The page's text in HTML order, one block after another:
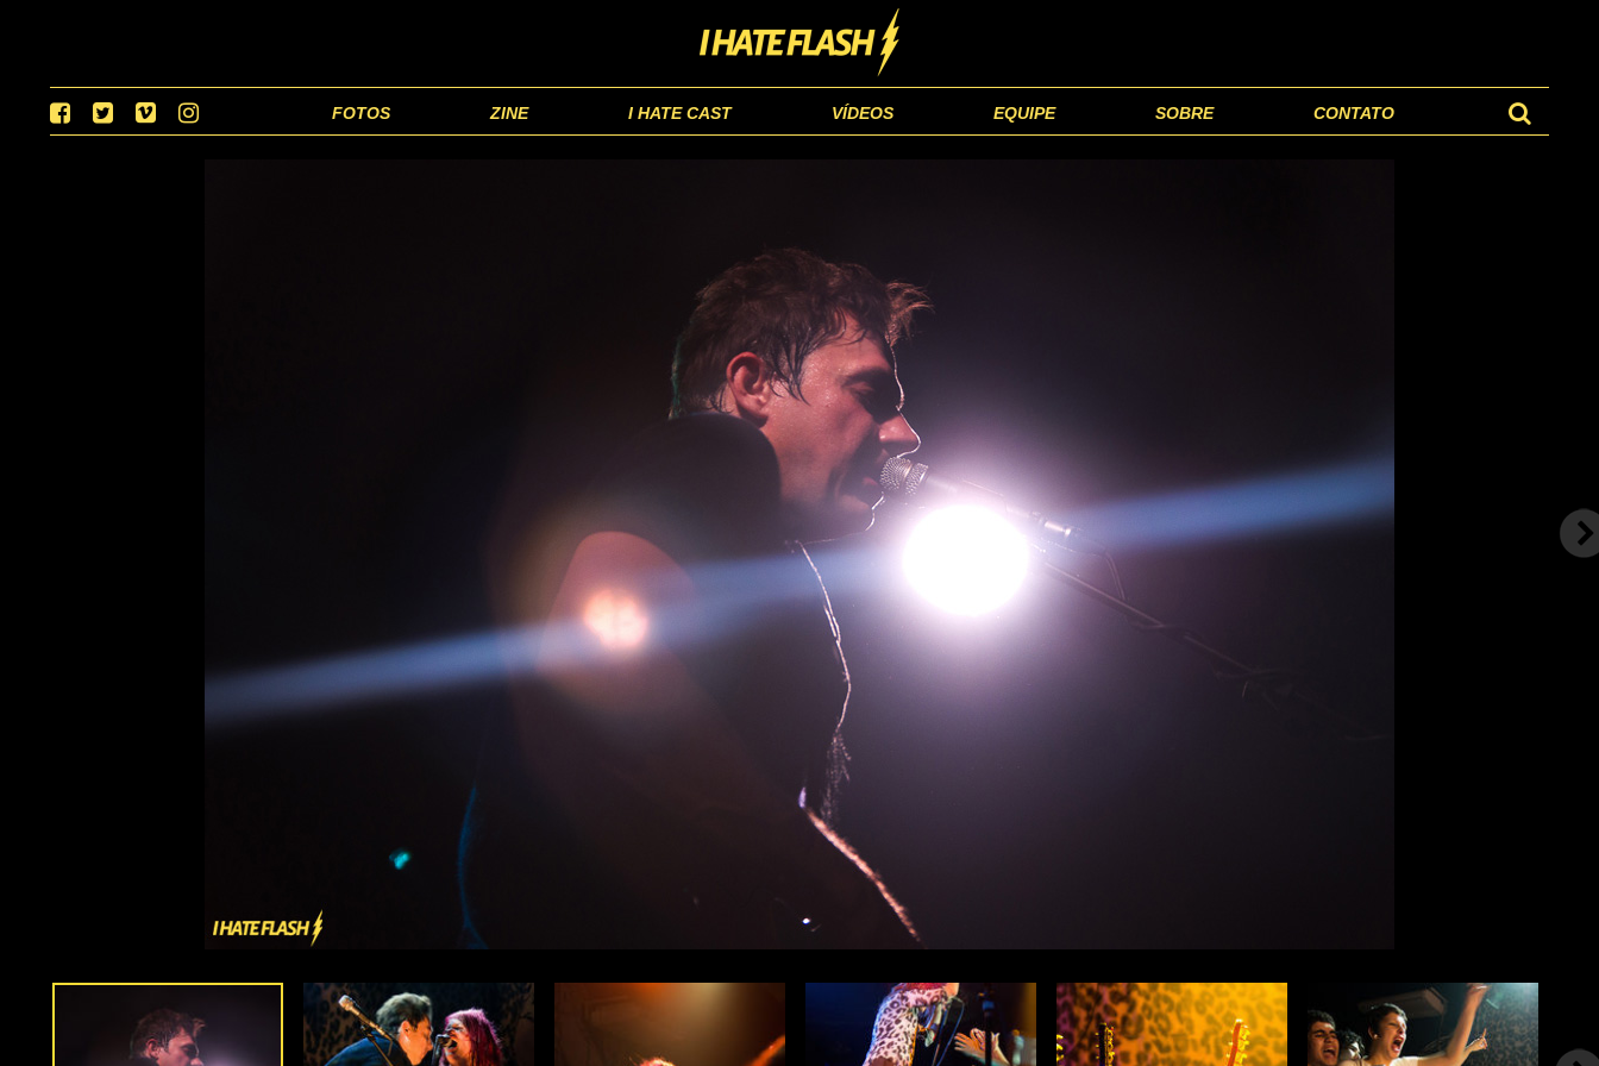
FOTOS ZINE I HATE CAST VÍDEOS EQUIPE SOBRE CONTATO